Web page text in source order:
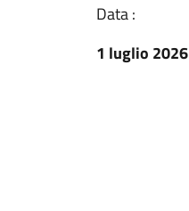
Data :
1 luglio 2026